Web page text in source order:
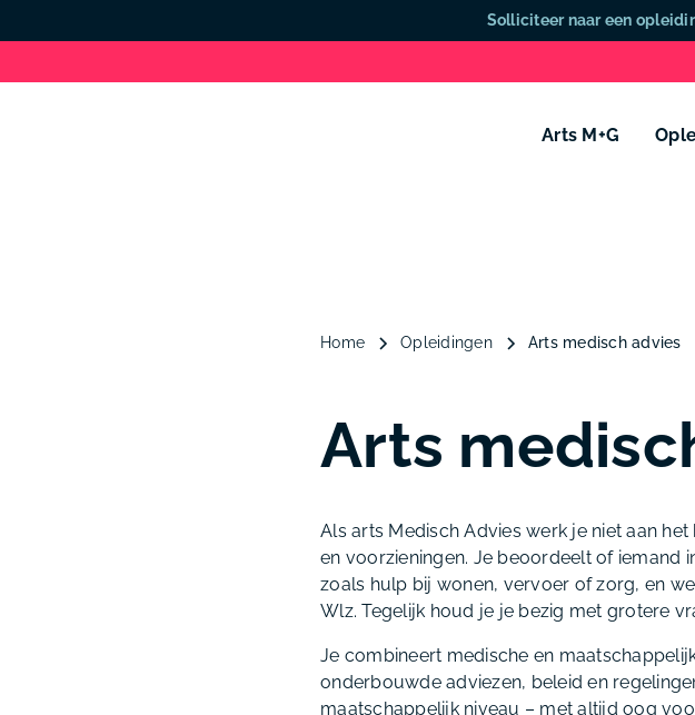
Solliciteer naar een
Arts M+G
Home Opleidingen Arts medisch advies
Arts
Als arts Medisch Advies werk je niet aan
en voorzieningen. Je beoordeelt of iemand
zoals hulp bij wonen, vervoer of zorg, en
Wlz. Tegelijk houd je je bezig met grotere
Je combineert medische en
onderbouwde adviezen, beleid en
maatschappelijk niveau – met altijd oog